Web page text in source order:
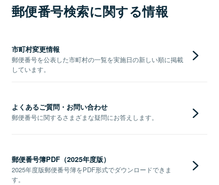
郵便番号検索に関する情報
市町村変更情報
郵便番号を公表した市町村の一覧を実施日の新しい順に掲載
しています。
よくあるご質問・お問い合わせ
郵便番号に関するさまざまな疑問にお答えします。
郵便番号簿PDF（2025年度版）
2025年度版郵便番号簿をPDF形式でダウンロードできま
す。